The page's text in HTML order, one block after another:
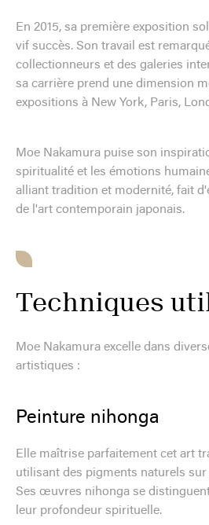
En 2015, sa première exposition
vif succès. Son travail est
collectionneurs et des galeries
sa carrière prend une dimension
expositions à New York, Paris,
Moe Nakamura puise son
spiritualité et les émotions
alliant tradition et modernité, fait
de l'art contemporain japonais.
Techniques
Moe Nakamura excelle dans
artistiques :
Peinture nihonga
Elle maîtrise parfaitement cet art
utilisant des pigments naturels
Ses œuvres nihonga se
leur profondeur spirituelle.